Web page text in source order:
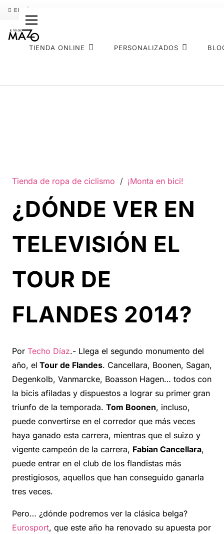
ENVÍO GRATIS
TIENDA ONLINE PERSONALIZADOS
Tienda de ropa de ciclismo / ¡Monta en bici!
¿DÓNDE VER EN
TELEVISIÓN EL
TOUR DE
FLANDES 2014?
Por Techo Díaz.- Llega el segundo monumento del
año, el Tour de Flandes. Cancellara, Boonen, Sagan,
Degenkolb, Vanmarcke, Boasson Hagen… todos con
la bicis afiladas y dispuestos a lograr su primer gran
triunfo de la temporada. Tom Boonen, incluso,
puede convertirse en el corredor que más veces
haya ganado esta carrera, mientras que el suizo y
vigente campeón de la carrera, Fabian Cancellara,
puede entrar en el club de los flandistas más
prestigiosos, aquellos que han conseguido ganarla
tres veces.
Pero… ¿dónde podremos ver la clásica belga?
Eurosport, que este año ha renovado su apuesta por